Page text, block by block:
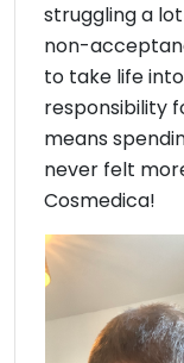
struggling a
non-
to take life
responsibility
means
never felt
Cosmedica!